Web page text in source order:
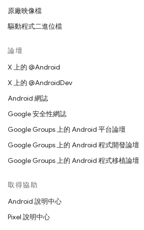
原廠映像檔
驅動程式二進位檔
論壇
X 上的 @Android
X 上的 @AndroidDev
Android 網誌
Google 安全性網誌
Google Groups 上的 Android 平台論壇
Google Groups 上的 Android 程式開發論壇
Google Groups 上的 Android 程式移植論壇
取得協助
Android 說明中心
Pixel 說明中心